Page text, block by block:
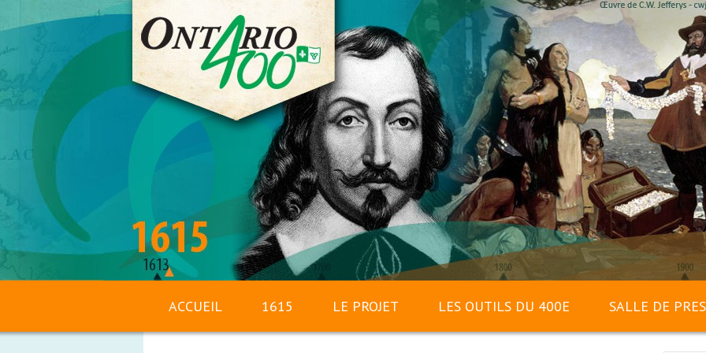
ACCUEIL 1615 LE PROJET LES OUTILS DU 400E SALLE DE